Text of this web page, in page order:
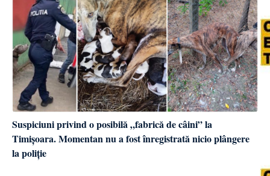
Suspiciuni privind o posibilă „fabrică de câini” la
Timișoara. Momentan nu a fost înregistrată nicio plângere
la poliție